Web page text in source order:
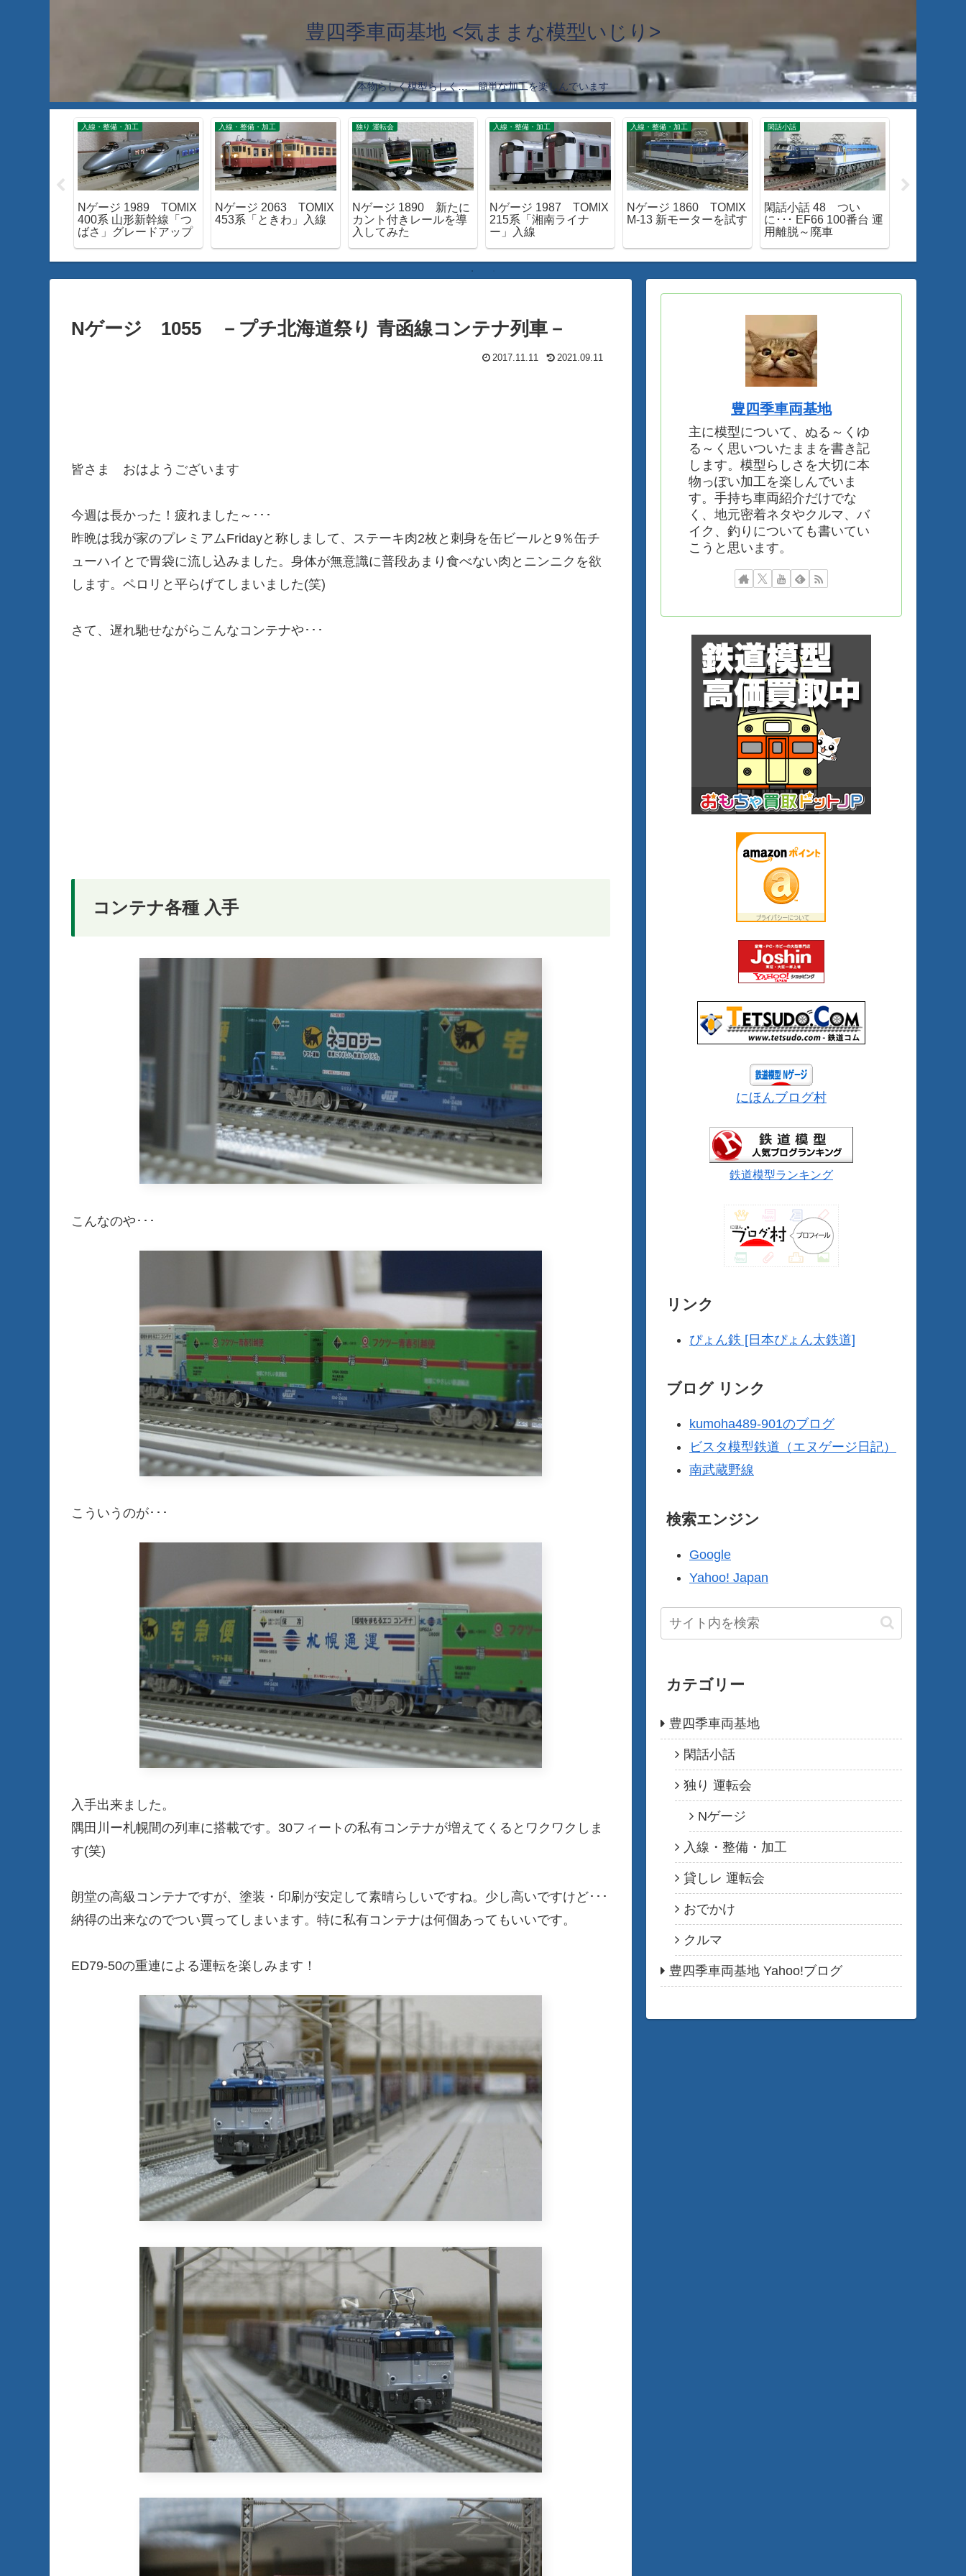
豊四季車両基地 <気ままな模型いじり>
本物らしく模型らしく… 簡単な加工を楽しんでいます
入線・整備・加工
Nゲージ 1989 TOMIX
400系 山形新幹線「つ
ばさ」グレードアップ
入線・整備・加工
Nゲージ 2063 TOMIX
453系「ときわ」入線
独り 運転会
Nゲージ 1890 新たに
カント付きレールを導
入してみた
入線・整備・加工
Nゲージ 1987 TOMIX
215系「湘南ライナ
ー」入線
入線・整備・加工
Nゲージ 1860 TOMIX
M-13 新モーターを試す
閑話小話
閑話小話 48 つい
に･･･ EF66 100番台 運
用離脱～廃車
Nゲージ 1055 －プチ北海道祭り 青函線コンテナ列車－
2017.11.11 2021.09.11
皆さま おはようございます
今週は長かった！疲れました～･･･
昨晩は我が家のプレミアムFridayと称しまして、ステーキ肉2枚と刺身を缶ビールと9％缶チ
ューハイとで胃袋に流し込みました。身体が無意識に普段あまり食べない肉とニンニクを欲
します。ペロリと平らげてしまいました(笑)
さて、遅れ馳せながらこんなコンテナや･･･
コンテナ各種 入手
こんなのや･･･
こういうのが･･･
入手出来ました。
隅田川ー札幌間の列車に搭載です。30フィートの私有コンテナが増えてくるとワクワクしま
す(笑)
朗堂の高級コンテナですが、塗装・印刷が安定して素晴らしいですね。少し高いですけど･･･
納得の出来なのでつい買ってしまいます。特に私有コンテナは何個あってもいいです。
ED79-50の重連による運転を楽しみます！
豊四季車両基地
主に模型について、ぬる～くゆ
る～く思いついたままを書き記
します。模型らしさを大切に本
物っぽい加工を楽しんでいま
す。手持ち車両紹介だけでな
く、地元密着ネタやクルマ、バ
イク、釣りについても書いてい
こうと思います。
にほんブログ村
鉄道模型ランキング
リンク
ぴょん鉄 [日本ぴょん太鉄道]
ブログ リンク
kumoha489-901のブログ
ビスタ模型鉄道（エヌゲージ日記）
南武蔵野線
検索エンジン
Google
Yahoo! Japan
カテゴリー
豊四季車両基地
閑話小話
独り 運転会
Nゲージ
入線・整備・加工
貸しレ 運転会
おでかけ
クルマ
豊四季車両基地 Yahoo!ブログ